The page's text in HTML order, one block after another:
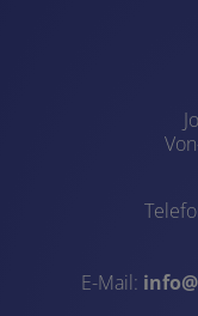
E-Mail: